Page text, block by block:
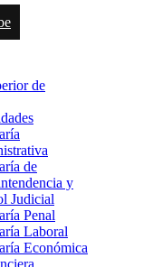
de
de
y
Judicial
Penal
Laboral
Económica